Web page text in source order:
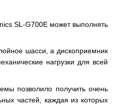
SL-G700E может выполнять
шасси, а дископриемник
нагрузки для всей
позволило получить очень
частей, каждая из которых